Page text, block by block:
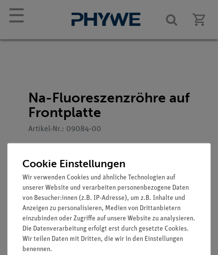
☰
Na-Fluoreszenzröhre auf
Frontplatte
Artikel-Nr.: 09084-00
Cookie Einstellungen
Wir verwenden Cookies und ähnliche Technologien auf
unserer Website und verarbeiten personenbezogene Daten
von Besucher:innen (z.B. IP-Adresse), um z.B. Inhalte und
Anzeigen zu personalisieren, Medien von Drittanbietern
einzubinden oder Zugriffe auf unsere Website zu analysieren.
Die Datenverarbeitung erfolgt erst durch gesetzte Cookies.
Wir teilen Daten mit Dritten, die wir in den Einstellungen
benennen.